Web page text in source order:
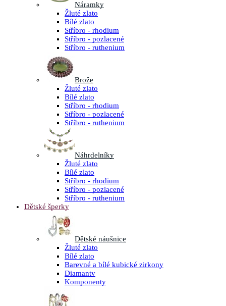
Náramky
Žluté zlato
Bílé zlato
Stříbro - rhodium
Stříbro - pozlacené
Stříbro - ruthenium
Brože
Žluté zlato
Bílé zlato
Stříbro - rhodium
Stříbro - pozlacené
Stříbro - ruthenium
Náhrdelníky
Žluté zlato
Bílé zlato
Stříbro - rhodium
Stříbro - pozlacené
Stříbro - ruthenium
Dětské šperky
Dětské náušnice
Žluté zlato
Bílé zlato
Barevné a bílé kubické zirkony
Diamanty
Komponenty